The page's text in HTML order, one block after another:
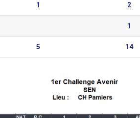
1 2
1
5 14